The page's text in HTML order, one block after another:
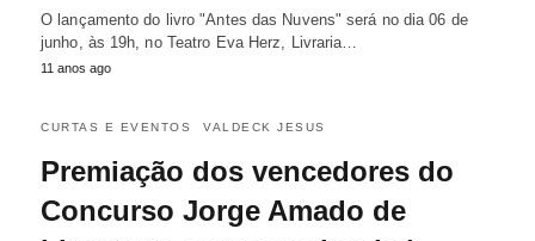
O lançamento do livro "Antes das Nuvens" será no dia 06 de
junho, às 19h, no Teatro Eva Herz, Livraria…
11 anos ago
CURTAS E EVENTOS VALDECK JESUS
Premiação dos vencedores do
Concurso Jorge Amado de